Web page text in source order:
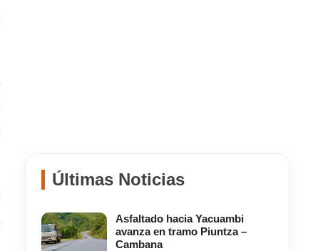
Últimas Noticias
Asfaltado hacia Yacuambi
avanza en tramo Piuntza –
Cambana